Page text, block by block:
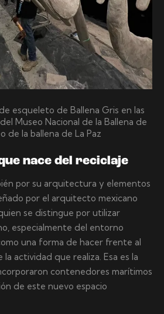
esqueleto de Ballena Gris en las
Museo Nacional de la Ballena de
de la ballena de La Paz
nace del reciclaje
por su arquitectura y elementos
por el arquitecto mexicano
se distingue por utilizar
especialmente del entorno
una forma de hacer frente al
actividad que realiza. Esa es la
contenedores marítimos
de este nuevo espacio